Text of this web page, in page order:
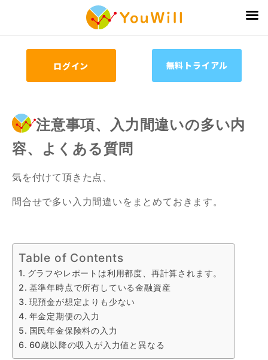
ログイン 無料トライアル
注意事項、入力間違いの多い内
容、よくある質問
気を付けて頂きた点、
問合せで多い入力間違いをまとめておきます。
Table of Contents
グラフやレポートは利用都度、再計算されます。
基準年時点で所有している金融資産
現預金が想定よりも少ない
年金定期便の入力
国民年金保険料の入力
60歳以降の収入が入力値と異なる